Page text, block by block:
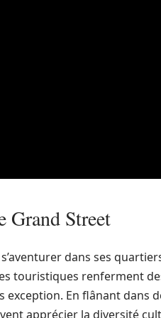
Grand Street
dans ses
touristiques renferment
En flânant dans
apprécier la diversité